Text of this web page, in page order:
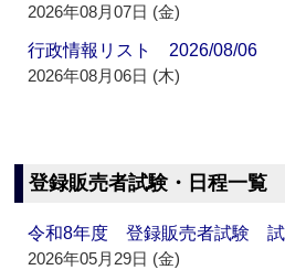
2026年08月07日 (金)
行政情報リスト 2026/08/06
2026年08月06日 (木)
登録販売者試験・日程一覧
令和8年度 登録販売者試験 試
2026年05月29日 (金)